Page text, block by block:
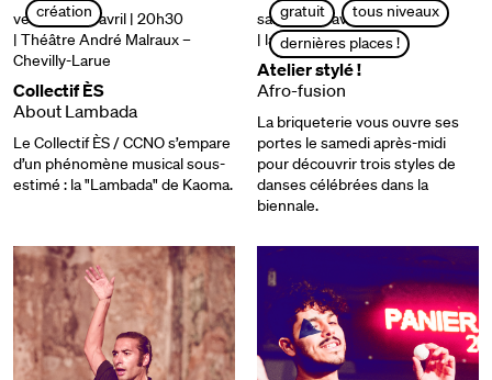
création
vendredi 04 avril | 20h30
| Théâtre André Malraux –
Chevilly-Larue
Collectif ÈS
About Lambada
Le Collectif ÈS / CCNO s’empare
d’un phénomène musical sous-
estimé : la "Lambada" de Kaoma.
gratuit
tous niveaux
dernières places !
samedi 05 avril | 15h à 17h
| la briqueterie
Atelier stylé !
Afro-fusion
La briqueterie vous ouvre ses
portes le samedi après-midi
pour découvrir trois styles de
danses célébrées dans la
biennale.